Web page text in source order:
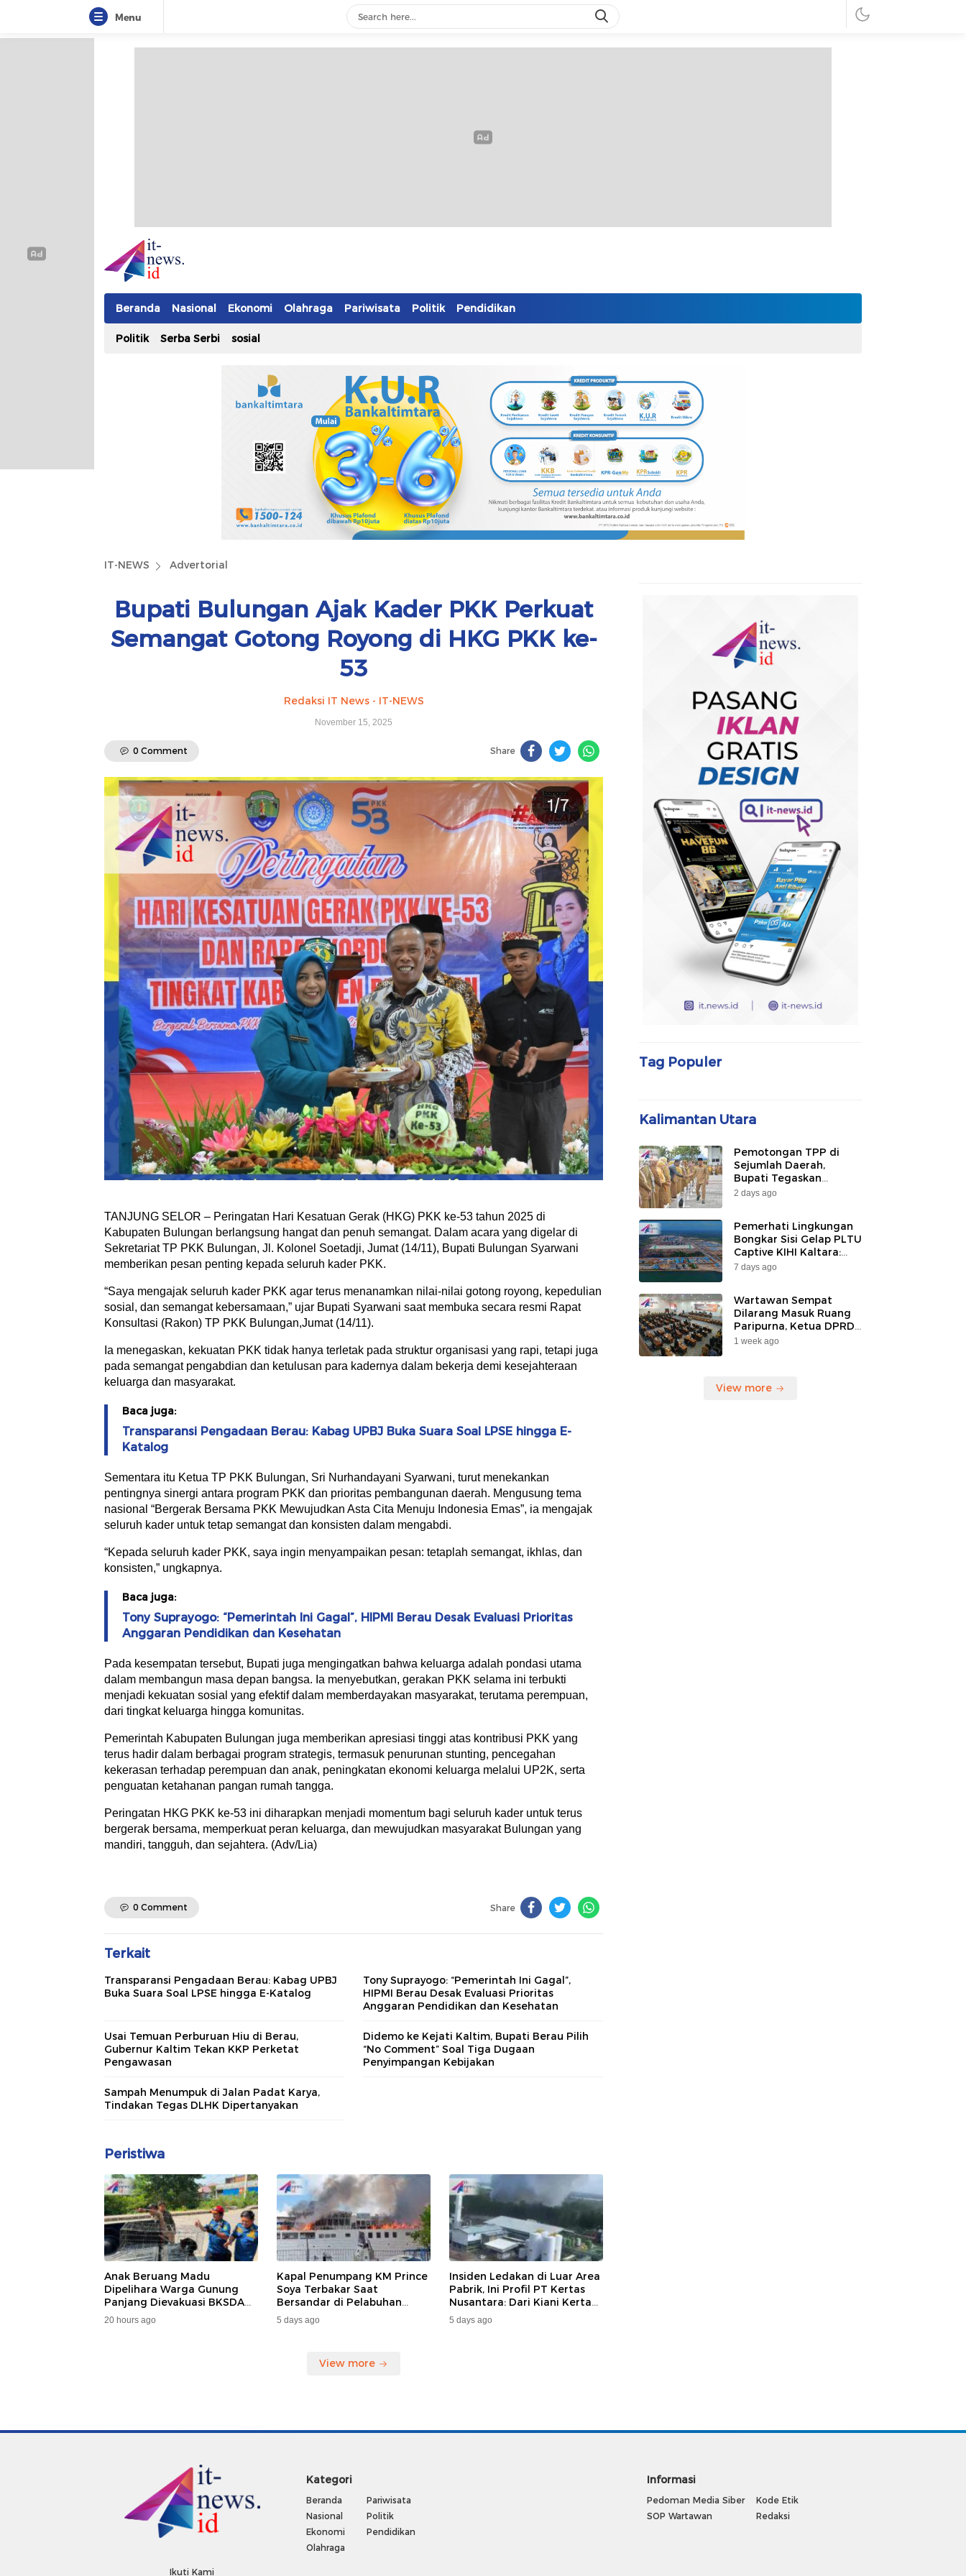
Menu
IT-NEWS
Update Cepat, Cerdas, dan Terpercaya
Beranda Nasional Ekonomi Olahraga Pariwisata Politik Pendidikan
Politik Serba Serbi sosial
IT-NEWS Advertorial
Bupati Bulungan Ajak Kader PKK Perkuat
Semangat Gotong Royong di HKG PKK ke-
53
Redaksi IT News - IT-NEWS
November 15, 2025
0 Comment Share
TANJUNG SELOR – Peringatan Hari Kesatuan Gerak (HKG) PKK ke-53 tahun 2025 di
Kabupaten Bulungan berlangsung hangat dan penuh semangat. Dalam acara yang digelar di
Sekretariat TP PKK Bulungan, Jl. Kolonel Soetadji, Jumat (14/11), Bupati Bulungan Syarwani
memberikan pesan penting kepada seluruh kader PKK.
“Saya mengajak seluruh kader PKK agar terus menanamkan nilai-nilai gotong royong, kepedulian
sosial, dan semangat kebersamaan,” ujar Bupati Syarwani saat membuka secara resmi Rapat
Konsultasi (Rakon) TP PKK Bulungan,Jumat (14/11).
Ia menegaskan, kekuatan PKK tidak hanya terletak pada struktur organisasi yang rapi, tetapi juga
pada semangat pengabdian dan ketulusan para kadernya dalam bekerja demi kesejahteraan
keluarga dan masyarakat.
Baca juga:
Transparansi Pengadaan Berau: Kabag UPBJ Buka Suara Soal LPSE hingga E-
Katalog
Sementara itu Ketua TP PKK Bulungan, Sri Nurhandayani Syarwani, turut menekankan
pentingnya sinergi antara program PKK dan prioritas pembangunan daerah. Mengusung tema
nasional “Bergerak Bersama PKK Mewujudkan Asta Cita Menuju Indonesia Emas”, ia mengajak
seluruh kader untuk tetap semangat dan konsisten dalam mengabdi.
“Kepada seluruh kader PKK, saya ingin menyampaikan pesan: tetaplah semangat, ikhlas, dan
konsisten,” ungkapnya.
Baca juga:
Tony Suprayogo: “Pemerintah Ini Gagal”, HIPMI Berau Desak Evaluasi Prioritas
Anggaran Pendidikan dan Kesehatan
Pada kesempatan tersebut, Bupati juga mengingatkan bahwa keluarga adalah pondasi utama
dalam membangun masa depan bangsa. Ia menyebutkan, gerakan PKK selama ini terbukti
menjadi kekuatan sosial yang efektif dalam memberdayakan masyarakat, terutama perempuan,
dari tingkat keluarga hingga komunitas.
Pemerintah Kabupaten Bulungan juga memberikan apresiasi tinggi atas kontribusi PKK yang
terus hadir dalam berbagai program strategis, termasuk penurunan stunting, pencegahan
kekerasan terhadap perempuan dan anak, peningkatan ekonomi keluarga melalui UP2K, serta
penguatan ketahanan pangan rumah tangga.
Peringatan HKG PKK ke-53 ini diharapkan menjadi momentum bagi seluruh kader untuk terus
bergerak bersama, memperkuat peran keluarga, dan mewujudkan masyarakat Bulungan yang
mandiri, tangguh, dan sejahtera. (Adv/Lia)
0 Comment Share
Terkait
Transparansi Pengadaan Berau: Kabag UPBJ
Buka Suara Soal LPSE hingga E-Katalog
Tony Suprayogo: “Pemerintah Ini Gagal”,
HIPMI Berau Desak Evaluasi Prioritas
Anggaran Pendidikan dan Kesehatan
Usai Temuan Perburuan Hiu di Berau,
Gubernur Kaltim Tekan KKP Perketat
Pengawasan
Didemo ke Kejati Kaltim, Bupati Berau Pilih
“No Comment” Soal Tiga Dugaan
Penyimpangan Kebijakan
Sampah Menumpuk di Jalan Padat Karya,
Tindakan Tegas DLHK Dipertanyakan
Peristiwa
Anak Beruang Madu
Dipelihara Warga Gunung
Panjang Dievakuasi BKSDA
Dan DAMKAR
20 hours ago
Kapal Penumpang KM Prince
Soya Terbakar Saat
Bersandar di Pelabuhan
Samarinda, Keberangkatan
Penumpang Dialihkan
5 days ago
Insiden Ledakan di Luar Area
Pabrik, Ini Profil PT Kertas
Nusantara: Dari Kiani Kertas
hingga Beroperasi Kembali
Karena Prabowo.
5 days ago
View more
Tag Populer
Kalimantan Utara
Pemotongan TPP di
Sejumlah Daerah,
Bupati Tegaskan
Bulungan Belum
2 days ago
Pemerhati Lingkungan
Bongkar Sisi Gelap PLTU
Captive KIHI Kaltara:
“Industri Hijau Hanya
7 days ago
Wartawan Sempat
Dilarang Masuk Ruang
Paripurna, Ketua DPRD
Kaltara Mengaku Belum
1 week ago
View more
Ikuti Kami
Kategori
Beranda
Nasional
Ekonomi
Olahraga
Pariwisata
Politik
Pendidikan
Informasi
Pedoman Media Siber
SOP Wartawan
Kode Etik
Redaksi